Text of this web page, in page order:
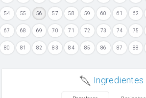
54 55 56 57 58 59 60 61 62
67 68 69 70 71 72 73 74 75
80 81 82 83 84 85 86 87 88
Ingredientes